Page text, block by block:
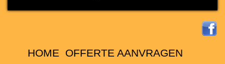
HOME
OFFERTE AANVRAGEN